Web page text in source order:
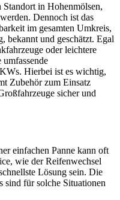
Standort in Hohenmölsen,
Dennoch ist das
im gesamten Umkreis,
bekannt und geschätzt. Egal
oder leichtere
Hierbei ist es wichtig,
Zubehör zum Einsatz
sicher und
einfachen Panne kann oft
wie der Reifenwechsel
Lösung sein. Die
sind für solche Situationen